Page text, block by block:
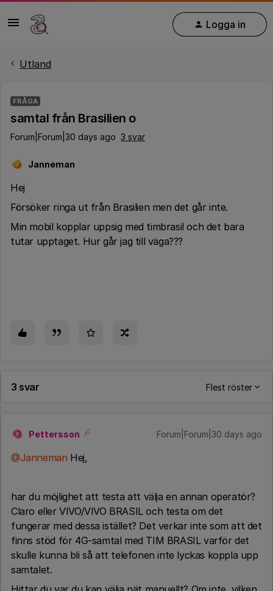
Logga in
Utland
FRÅGA
samtal från Brasilien o
Forum|Forum|30 days ago 3 svar
J Janneman
Hej
Försöker ringa ut från Brasilien men det går inte.
Min mobil kopplar uppsig med timbrasil och det bara
tutar upptaget. Hur går jag till väga???
3 svar Flest röster
P Pettersson Forum|Forum|30 days ago
@Janneman Hej,
har du möjlighet att testa att välja en annan operatör?
Claro eller VIVO/VIVO BRASIL och testa om det
fungerar med dessa istället? Det verkar inte som att det
finns stöd för 4G-samtal med TIM BRASIL varför det
skulle kunna bli så att telefonen inte lyckas koppla upp
samtalet.